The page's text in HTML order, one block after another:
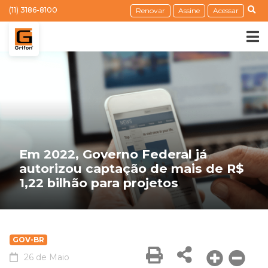
(11) 3186-8100 Renovar Assine Acessar
Em 2022, Governo Federal já
autorizou captação de mais de R$
1,22 bilhão para projetos
GOV-BR
26 de Maio